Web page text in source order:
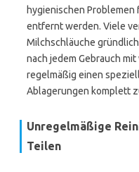
hygienischen
entfernt werden. Viele
Milchschläuche
nach jedem Gebrauch
regelmäßig einen
Ablagerungen komplett
Unregelmäßige
Teilen